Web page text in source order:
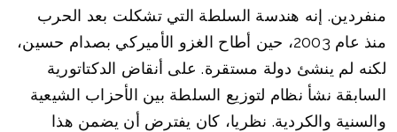
منفردين. إنه هندسة السلطة التي تشكلت بعد الحرب
منذ عام 2003، حين أطاح الغزو الأميركي بصدام حسين،
لكنه لم ينشئ دولة مستقرة. على أنقاض الدكتاتورية
السابقة نشأ نظام لتوزيع السلطة بين الأحزاب الشيعية
والسنية والكردية. نظريا، كان يفترض أن يضمن هذا